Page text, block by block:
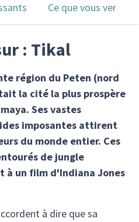
Ce que vous verrez
: Tikal
région du Peten (nord
la cité la plus prospère
Ses vastes
imposantes attirent
du monde entier. Ces
de jungle
à un film d'Indiana Jones
à dire que sa